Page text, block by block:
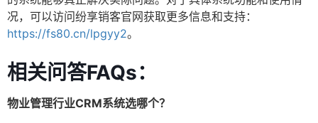
况，可以访问纷享销客官网获取更多信息和支持：
https://fs80.cn/lpgyy2。
相关问答FAQs：
物业管理行业CRM系统选哪个？